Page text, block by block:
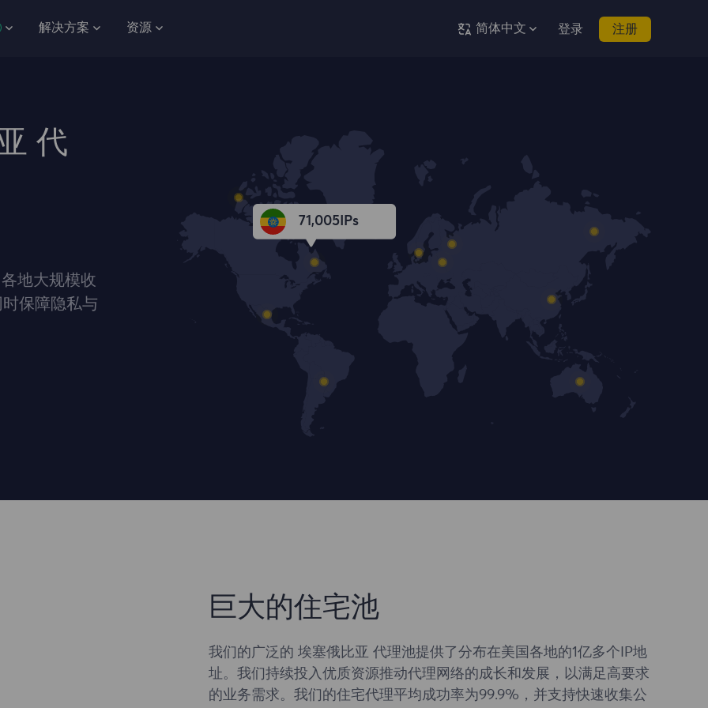
解决方案 资源 简体中文 登录 注册
代
地大规模收
保障隐私与
71,005 IPs
巨大的住宅池
我们的广泛的 埃塞俄比亚 代理池提供了分布在美国各地的1亿多个IP地
址。我们持续投入优质资源推动代理网络的成长和发展，以满足高要求
的业务需求。我们的住宅代理平均成功率为99.9%，并支持快速收集公